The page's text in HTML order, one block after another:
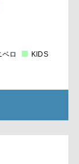
ベロ
KIDS